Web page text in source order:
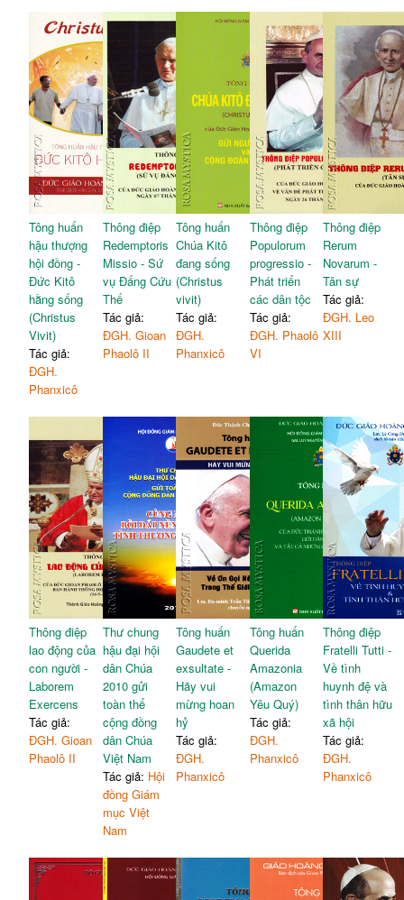
Tông huấn
hậu thượng
hội đồng -
Đức Kitô
hằng sống
(Christus
Vivit)
Tác giả:
ĐGH.
Phanxicô
Thông điệp
Redemptoris
Missio - Sứ
vụ Đấng Cứu
Thế
Tác giả:
ĐGH. Gioan
Phaolô II
Tông huấn
Chúa Kitô
đang sống
(Christus
vivit)
Tác giả:
ĐGH.
Phanxicô
Thông điệp
Populorum
progressio -
Phát triển
các dân tộc
Tác giả:
ĐGH. Phaolô
VI
Thông điệp
Rerum
Novarum -
Tân sự
Tác giả:
ĐGH. Leo
XIII
Thông điệp
lao động của
con người -
Laborem
Exercens
Tác giả:
ĐGH. Gioan
Phaolô II
Thư chung
hậu đại hội
dân Chúa
2010 gửi
toàn thể
cộng đồng
dân Chúa
Việt Nam
Tác giả: Hội
đồng Giám
mục Việt
Nam
Tông huấn
Gaudete et
exsultate -
Hãy vui
mừng hoan
hỷ
Tác giả:
ĐGH.
Phanxicô
Tông huấn
Querida
Amazonia
(Amazon
Yêu Quý)
Tác giả:
ĐGH.
Phanxicô
Thông điệp
Fratelli Tutti -
Về tình
huynh đệ và
tình thân hữu
xã hội
Tác giả:
ĐGH.
Phanxicô